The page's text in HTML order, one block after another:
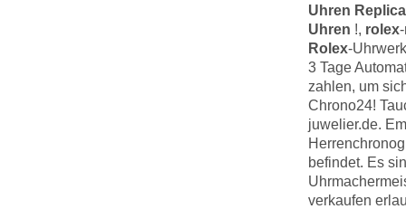
Uhren Replica
Uhren !, rolex-
Rolex-
3 Tage
zahlen, um
Chrono24!
juwelier.de.
befindet. Es
verkaufen